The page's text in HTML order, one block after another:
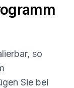
so
Sie bei